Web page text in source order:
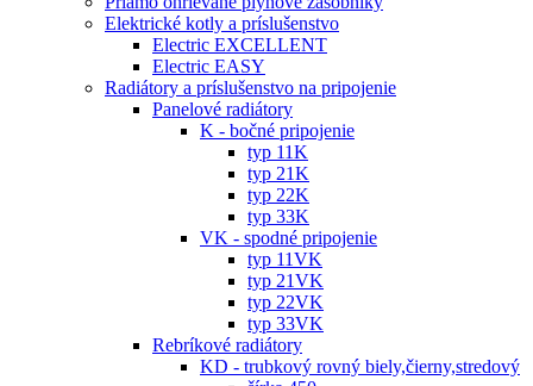
Elektrické kotly a príslušenstvo
Electric EXCELLENT
Electric EASY
Radiátory a príslušenstvo na pripojenie
Panelové radiátory
K - bočné pripojenie
typ 11K
typ 21K
typ 22K
typ 33K
VK - spodné pripojenie
typ 11VK
typ 21VK
typ 22VK
typ 33VK
Rebríkové radiátory
KD - trubkový rovný biely,čierny,stredový